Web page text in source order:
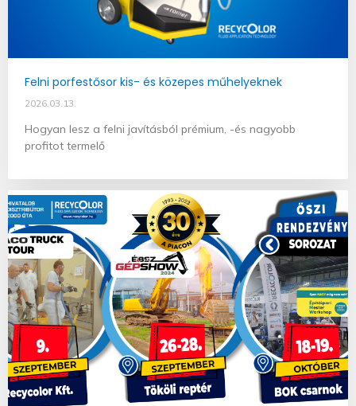
Felni porfestősor kis- és közepes műhelyeknek
2026.03.13.
Hogyan lesz a felni javításból prémium, -és nagyobb
profitot termelő